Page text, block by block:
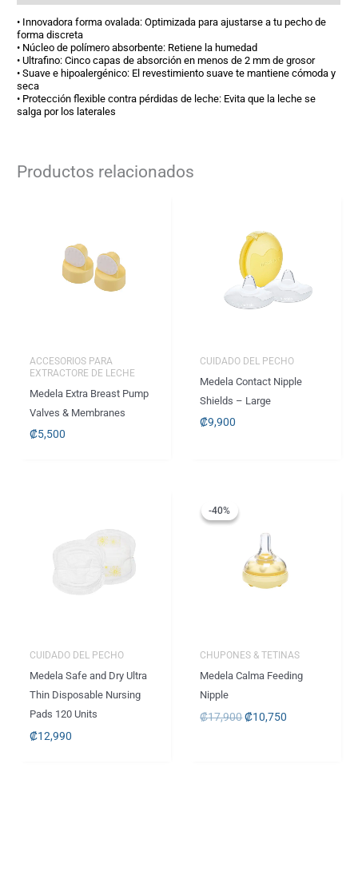
• Innovadora forma ovalada: Optimizada para ajustarse a tu pecho de
forma discreta
• Núcleo de polímero absorbente: Retiene la humedad
• Ultrafino: Cinco capas de absorción en menos de 2 mm de grosor
• Suave e hipoalergénico: El revestimiento suave te mantiene cómoda y
seca
• Protección flexible contra pérdidas de leche: Evita que la leche se
salga por los laterales
Productos relacionados
ACCESORIOS PARA
EXTRACTORE DE LECHE
Medela Extra Breast Pump
Valves & Membranes
₡5,500
CUIDADO DEL PECHO
Medela Contact Nipple
Shields – Large
₡9,900
CUIDADO DEL PECHO
Medela Safe and Dry Ultra
Thin Disposable Nursing
Pads 120 Units
₡12,990
-40%
-40%
CHUPONES & TETINAS
Medela Calma Feeding
Nipple
₡17,900
era:
₡17,900
₡10,750